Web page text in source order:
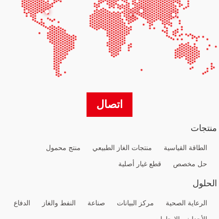
اتصال
منتجات
الطاقة القياسية منتجات الغاز الطبيعي
منتج محمول
حل مخصص
قطع غيار أصلية
الحلول
الرعاية الصحية مركز البيانات صناعة النفط والغاز
الدفاع